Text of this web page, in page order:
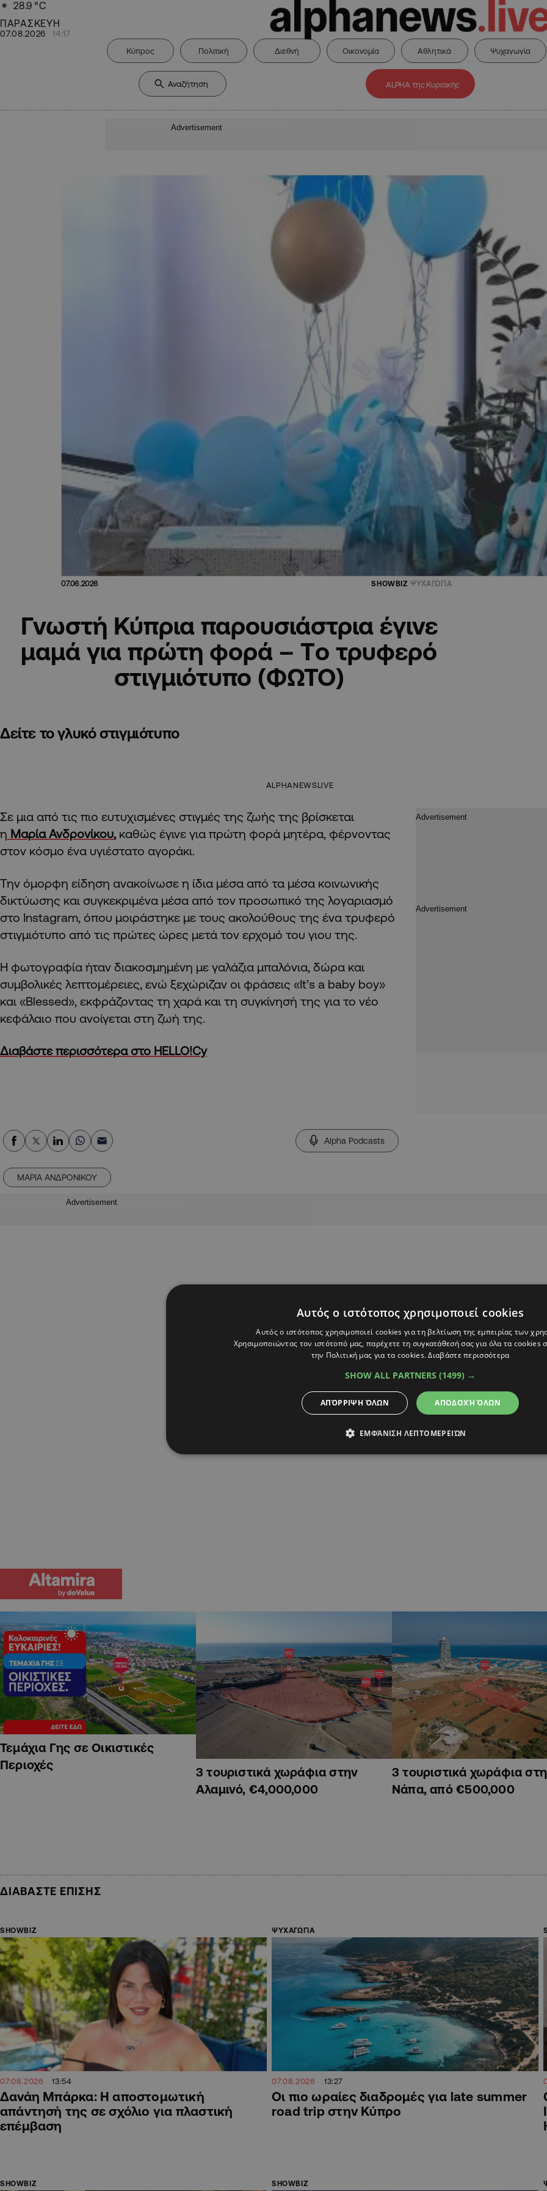
28.9 °C
ΠΑΡΑΣΚΕΥΗ
07.08.2026 14:17
Κύπρος Πολιτική Διεθνή Οικονομία Αθλητικά Ψυχαγωγία
ALPHA της Κυριακής
Advertisement
07.06.2026 SHOWBIZ ΨΥΧΑΓΩΓΙΑ
Γνωστή Κύπρια παρουσιάστρια έγινε
μαμά για πρώτη φορά – Τo τρυφερό
στιγμιότυπο (ΦΩΤΟ)
Δείτε το γλυκό στιγμιότυπο
ALPHANEWSLIVE
Σε μια από τις πιο ευτυχισμένες στιγμές της ζωής της βρίσκεται
η Μαρία Ανδρονίκου, καθώς έγινε για πρώτη φορά μητέρα, φέρνοντας
στον κόσμο ένα υγιέστατο αγοράκι.
Την όμορφη είδηση ανακοίνωσε η ίδια μέσα από τα μέσα κοινωνικής
δικτύωσης και συγκεκριμένα μέσα από τον προσωπικό της λογαριασμό
στο Instagram, όπου μοιράστηκε με τους ακολούθους της ένα τρυφερό
στιγμιότυπο από τις πρώτες ώρες μετά τον ερχομό του γιου της.
Η φωτογραφία ήταν διακοσμημένη με γαλάζια μπαλόνια, δώρα και
συμβολικές λεπτομέρειες, ενώ ξεχώριζαν οι φράσεις «It’s a baby boy»
και «Blessed», εκφράζοντας τη χαρά και τη συγκίνησή της για το νέο
κεφάλαιο που ανοίγεται στη ζωή της.
Διαβάστε περισσότερα στο HELLO!Cy
Alpha Podcasts
ΜΑΡΙΑ ΑΝΔΡΟΝΙΚΟΥ
Advertisement
Τεμάχια Γης σε Οικιστικές
Περιοχές
3 τουριστικά χωράφια στην
Αλαμινό, €4,000,000
3 τουριστικά χωράφια
Νάπα, από €500,000
ΔΙΑΒΑΣΤΕ ΕΠΙΣΗΣ
SHOWBIZ
07.08.2026 13:54
Δανάη Μπάρκα: Η αποστομωτική
απάντησή της σε σχόλιο για πλαστική
επέμβαση
ΨΥΧΑΓΩΓΙΑ
07.08.2026 13:27
Οι πιο ωραίες διαδρομές για late summer
road trip στην Κύπρο
SHOWBIZ SHOWBIZ
Αυτός ο ιστότοπος χρησιμοποιεί cookies
Αυτός ο ιστότοπος χρησιμοποιεί cookies για τη βελτίωση της εμπειρίας των
Χρησιμοποιώντας τον ιστότοπό μας, παρέχετε τη συγκατάθεσή σας για όλα τα cookies
την Πολιτική μας για τα cookies.Διαβάστε περισσότερα
SHOW ALL PARTNERS (1499) →
ΑΠΟΔΟΧΉ ΌΛΩΝ
ΑΠΌΡΡΙΨΗ ΌΛΩΝ
ΕΜΦΆΝΙΣΗ ΛΕΠΤΟΜΕΡΕΙΏΝ